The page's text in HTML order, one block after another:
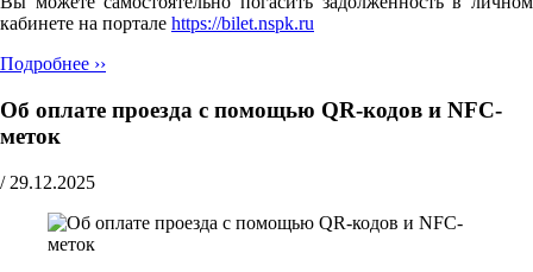
кабинете на портале https://bilet.nspk.ru
Подробнее ››
Об оплате проезда с помощью QR-кодов и NFC-
меток
/ 29.12.2025